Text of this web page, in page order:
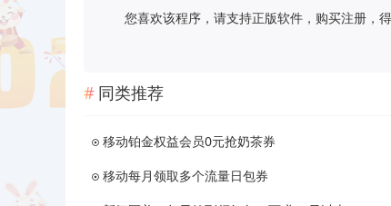
您喜欢该程序，请支持正版软件，购买注册，
同类推荐
移动铂金权益会员0元抢奶茶券
移动每月领取多个流量日包券